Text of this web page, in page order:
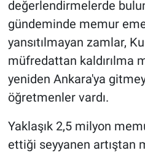
değerlendirmelerde
gündeminde memur
yansıtılmayan zamlar,
müfredattan kaldırılma
yeniden Ankara'ya
öğretmenler vardı.
Yaklaşık 2,5 milyon
ettiği seyyanen artıştan